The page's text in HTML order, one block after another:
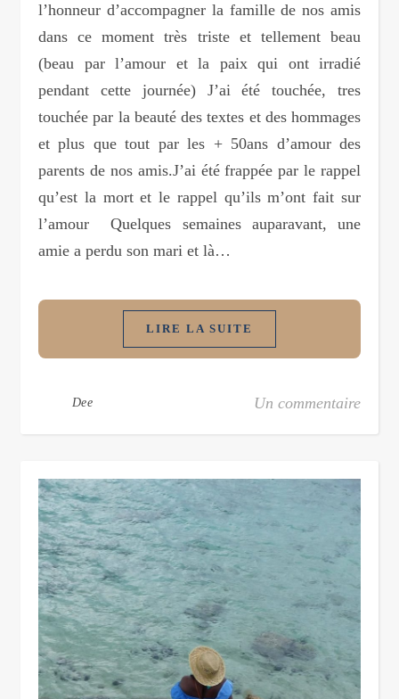
l’honneur d’accompagner la famille de nos amis
dans ce moment très triste et tellement beau
(beau par l’amour et la paix qui ont irradié
pendant cette journée) J’ai été touchée, tres
touchée par la beauté des textes et des hommages
et plus que tout par les + 50ans d’amour des
parents de nos amis.J’ai été frappée par le rappel
qu’est la mort et le rappel qu’ils m’ont fait sur
l’amour Quelques semaines auparavant, une
amie a perdu son mari et là…
LIRE LA SUITE
Dee Un commentaire